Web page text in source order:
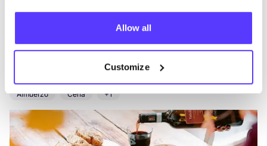
Allow all
Customize
Visita sitio web
Mangiare Oldenbarneveltstraat
Van Oldenbarneveltstraat 150, Rotterdam
Almuerzo Cena +1